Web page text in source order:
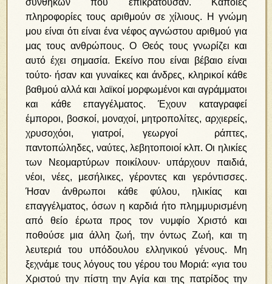
πληροφορίες τους αριθμούν σε χίλιους. Η γνώμη
μου είναι ότι είναι ένα νέφος αγνώστου αριθμού για
μας τους ανθρώπους. Ο Θεός τους γνωρίζει και
αυτό έχει σημασία. Εκείνο που είναι βέβαιο είναι
τούτο‧ ήσαν και γυναίκες και άνδρες, κληρικοί κάθε
βαθμού αλλά και λαϊκοί μορφωμένοι και αγράμματοι
και κάθε επαγγέλματος. Έχουν καταγραφεί
έμποροι, βοσκοί, μοναχοί, μητροπολίτες, αρχιερείς,
χρυσοχόοι, γιατροί, γεωργοί ράπτες,
παντοπώληδες, ναύτες, λεβητοποιοί κλπ. Οι ηλικίες
των Νεομαρτύρων ποικίλουν‧ υπάρχουν παιδιά,
νέοι, νέες, μεσήλικες, γέροντες και γερόντισσες.
Ήσαν άνθρωποι κάθε φύλου, ηλικίας και
επαγγέλματος, όσων η καρδιά ήτο πλημμυρισμένη
από θείο έρωτα προς τον νυμφίο Χριστό και
ποθούσε μια άλλη ζωή, την όντως Zωή, και τη
λευτεριά του υπόδουλου ελληνικού γένους. Μη
ξεχνάμε τους λόγους του γέρου του Μοριά: «για του
Χριστού την πίστη την Αγία και της πατρίδος την